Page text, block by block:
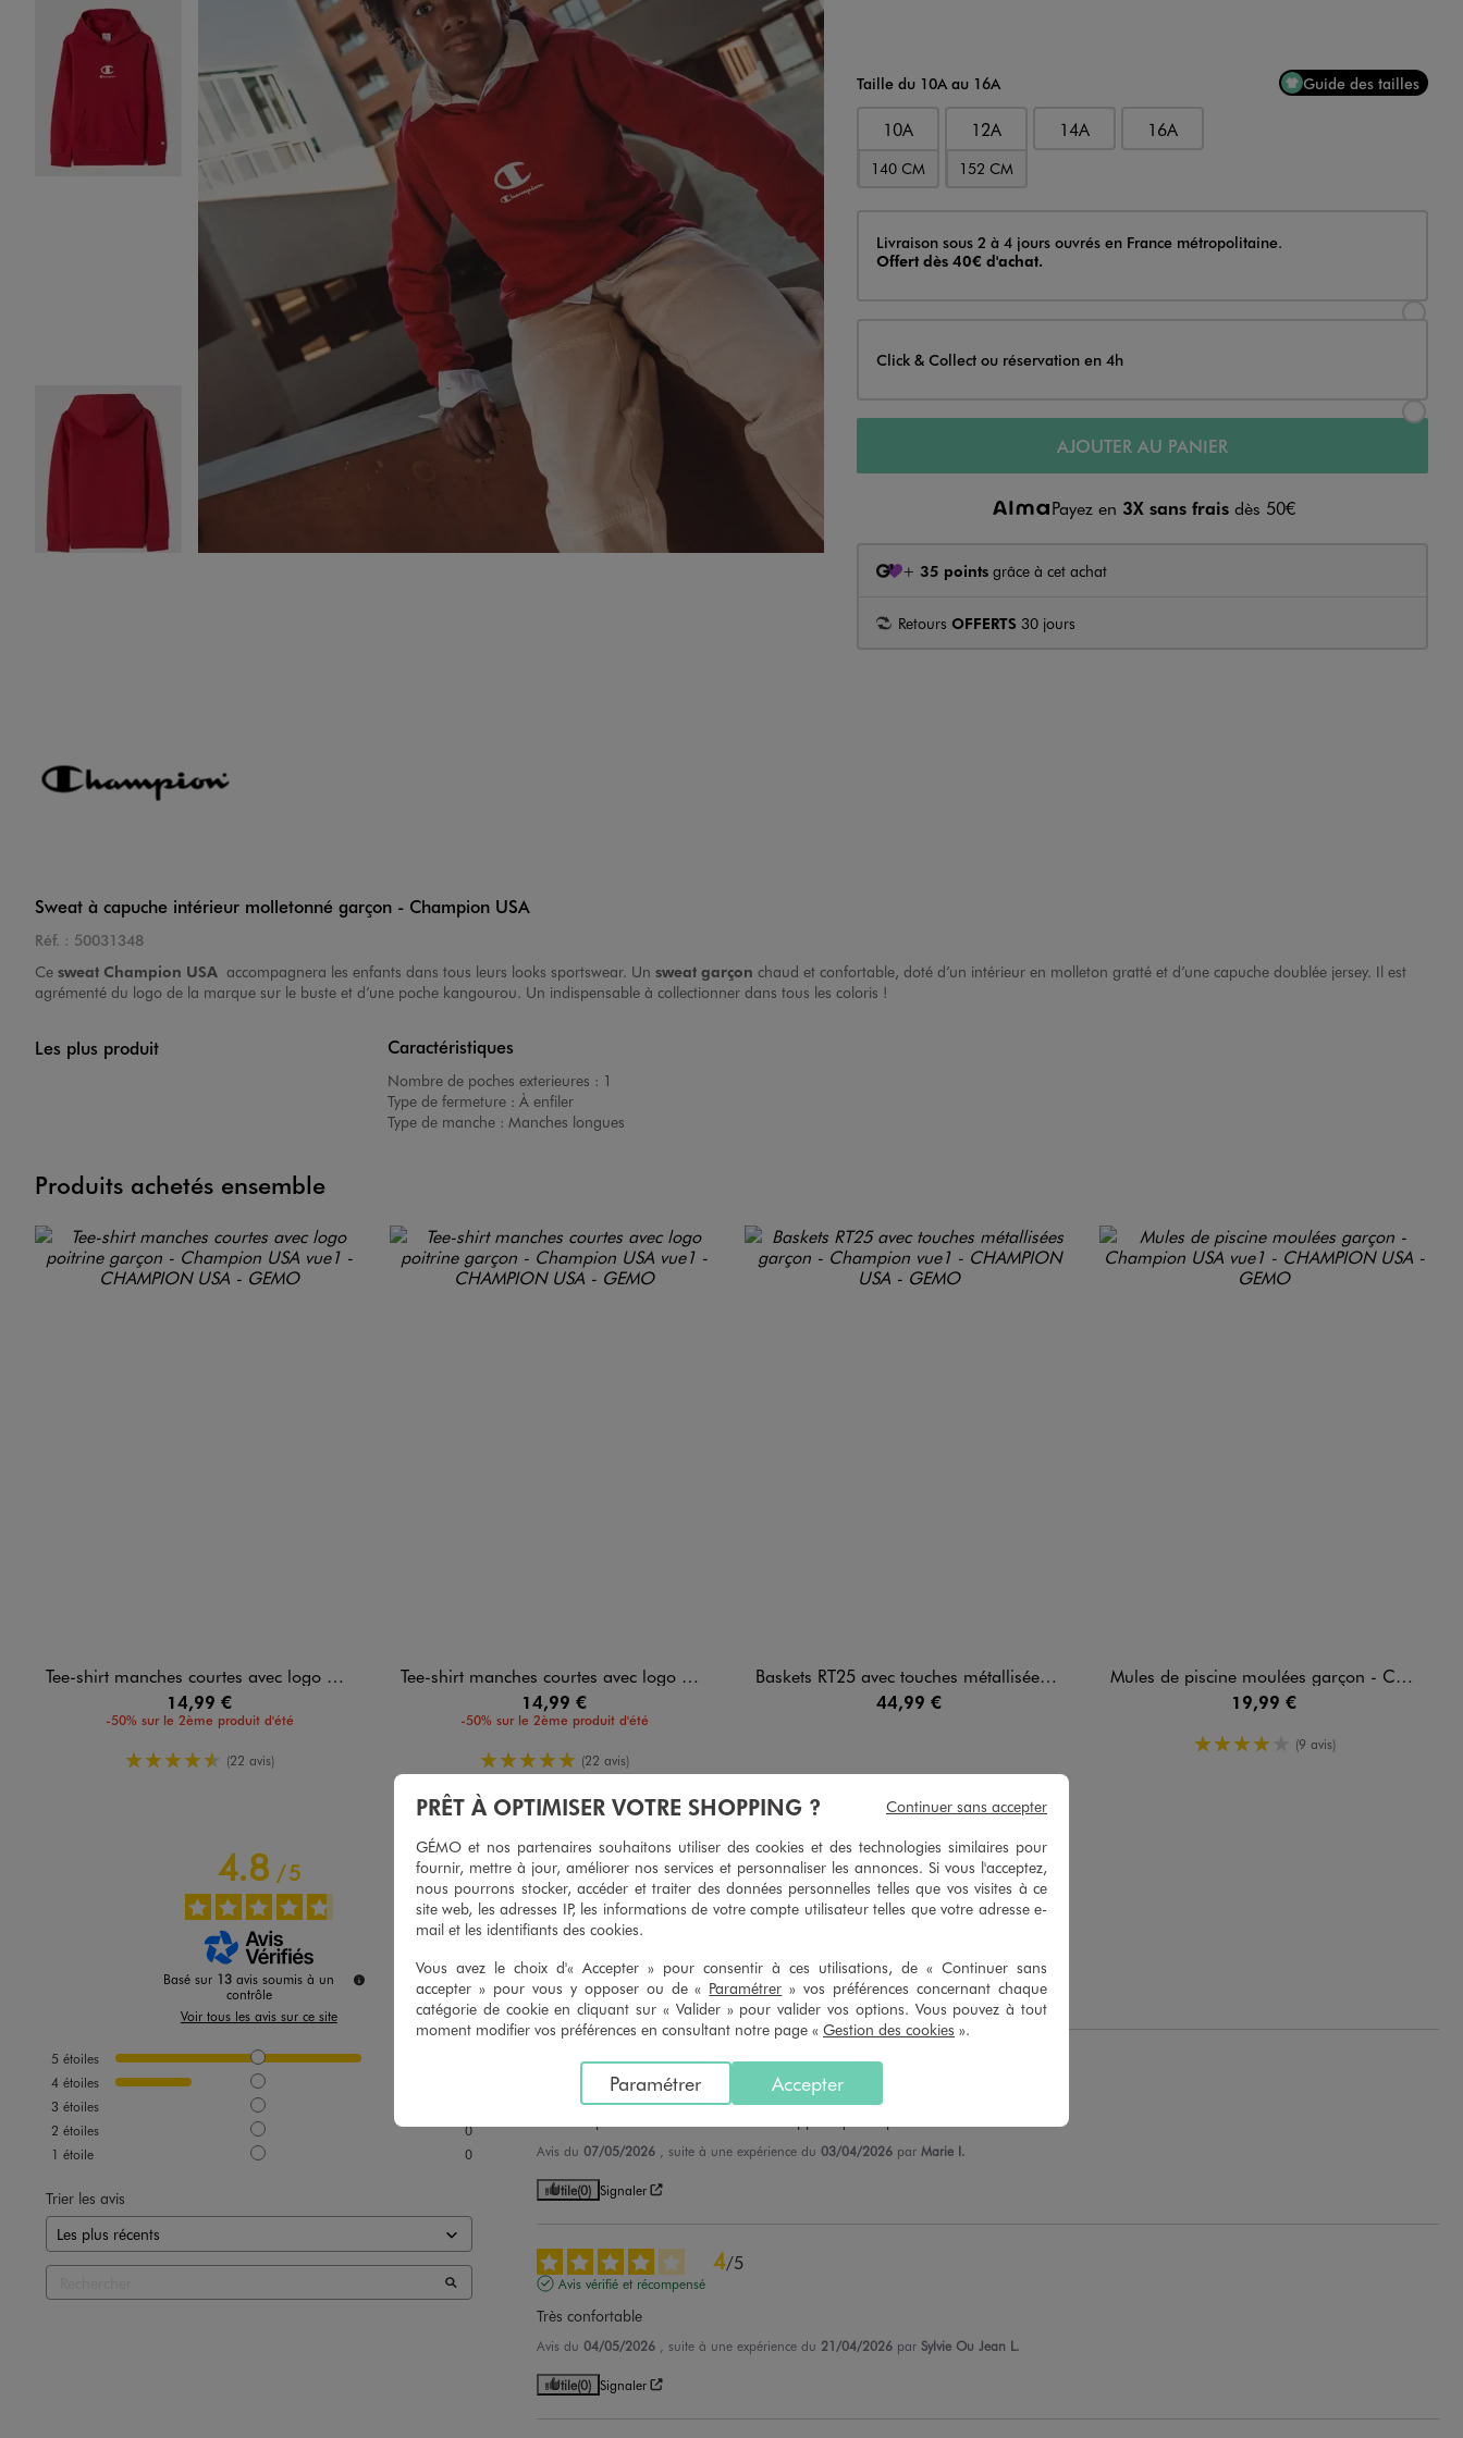
Taille du 10A au 16A Guide des tailles
10A
140 CM
12A
152 CM
14A 16A
Livraison
Livraison sous 2 à 4 jours ouvrés en France métropolitaine.
Offert dès 40€ d'achat.
Click & Collect ou réservation en 4h
AJOUTER AU PANIER
Payez en 3X sans fraisdès 50€
+ 35 pointsgrâce à cet achat
Retours OFFERTS 30 jours
Sweat à capuche intérieur molletonné garçon - Champion USA
Réf. : 50031348
Ce sweat Champion USA accompagnera les enfants dans tous leurs looks sportswear. Un sweat garçon chaud et confortable, doté d’un intérieur en molleton gratté et d’une capuche doublée jersey. Il est
agrémenté du logo de la marque sur le buste et d’une poche kangourou. Un indispensable à collectionner dans tous les coloris !
Les plus produit Caractéristiques
Nombre de poches exterieures : 1
Type de fermeture : À enfiler
Type de manche : Manches longues
Produits achetés ensemble
Tee-shirt manches courtes avec logo poitrine garçon - Champion USA
14,99 €
-50% sur le 2ème produit d'été
4.5/5 de moyenne
(22 avis)
Tee-shirt manches courtes avec logo poitrine garçon - Champion USA
14,99 €
-50% sur le 2ème produit d'été
5/5 de moyenne
(22 avis)
Baskets RT25 avec touches métallisées garçon - Champion
44,99 €
Mules de piscine moulées garçon - Champion USA
19,99 €
4/5 de moyenne
(9 avis)
4.8/5
Basé sur 13 avis soumis à un
contrôle
Voir tous les avis sur ce site
5 étoiles
4 étoiles
3 étoiles
2 étoiles
0
1 étoile 0
Trier les avis
4/ 5
Avis vérifié et récompensé
J'aime bien
Utile(0) Signaler
5/5
Avis vérifié et récompensé
Avis du 07/05/2026 , suite à une expérience du 03/04/2026 par Marie I.
Utile(0) Signaler
4/5
Avis vérifié et récompensé
Très confortable
Avis du 04/05/2026 , suite à une expérience du 21/04/2026 par Sylvie Ou Jean L.
Utile(0) Signaler
PRÊT À OPTIMISER VOTRE SHOPPING ?
GÉMO et nos partenaires souhaitons utiliser des cookies et des technologies similaires pour
fournir, mettre à jour, améliorer nos services et personnaliser les annonces. Si vous l'acceptez,
nous pourrons stocker, accéder et traiter des données personnelles telles que vos visites à ce
site web, les adresses IP, les informations de votre compte utilisateur telles que votre adresse e-
mail et les identifiants des cookies.
Vous avez le choix d'« Accepter » pour consentir à ces utilisations, de « Continuer sans
accepter » pour vous y opposer ou de « Paramétrer » vos préférences concernant chaque
catégorie de cookie en cliquant sur « Valider » pour valider vos options. Vous pouvez à tout
moment modifier vos préférences en consultant notre page « Gestion des cookies ».
Accepter
Paramétrer
Continuer sans accepter